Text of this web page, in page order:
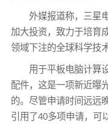
外媒报道称，三星电
加大投资，致力于培育
领域下注的全球科学技
用于平板电脑计算设
配件，这是一项新近曝
的。尽管申请时间远远
引用了40多项申请，可